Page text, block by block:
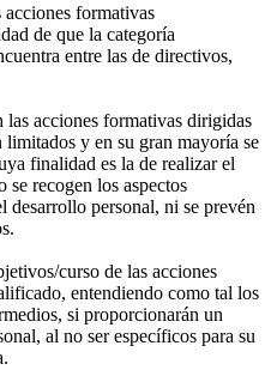
acciones formativas
de que la categoría
entre las de directivos,
acciones formativas dirigidas
y en su gran mayoría se
finalidad es la de realizar el
recogen los aspectos
personal, ni se prevén
curso de las acciones
entendiendo como tal los
si proporcionarán un
al no ser específicos para su